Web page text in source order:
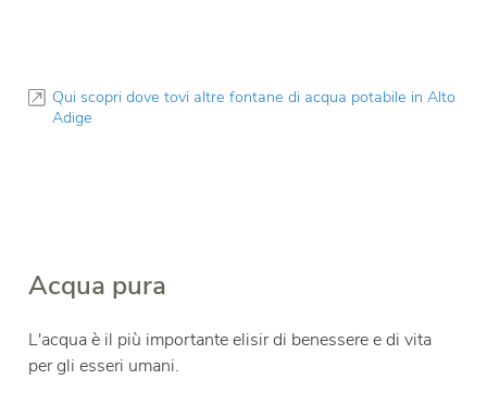
Qui scopri dove tovi altre fontane di acqua potabile in Alto
Adige
Acqua pura
L'acqua è il più importante elisir di benessere e di vita
per gli esseri umani.